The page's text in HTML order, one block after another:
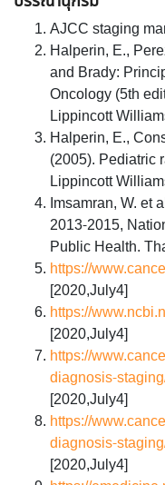
AJCC staging
Halperin, E.,
and Brady:
Oncology (5th
Lippincott
Halperin, E.,
(2005). Pediatric
Lippincott
Imsamran, W. et
2013-2015,
Public Health.
https://
[2020,July4]
https://
[2020,July4]
https://
diagnosis-
[2020,July4]
https://
diagnosis-
[2020,July4]